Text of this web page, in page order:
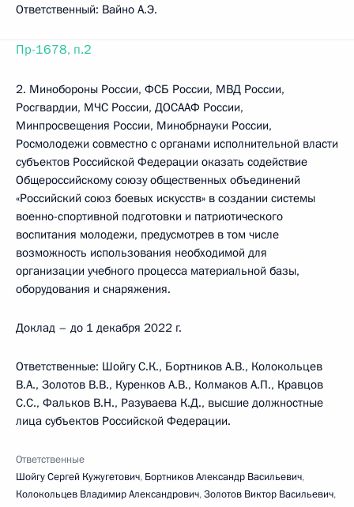
Ответственный: Вайно А.Э.
Пр-1678, п.2
2. Минобороны России, ФСБ России, МВД России,
Росгвардии, МЧС России, ДОСААФ России,
Минпросвещения России, Минобрнауки России,
Росмолодежи совместно с органами исполнительной власти
субъектов Российской Федерации оказать содействие
Общероссийскому союзу общественных объединений
«Российский союз боевых искусств» в создании системы
военно-спортивной подготовки и патриотического
воспитания молодежи, предусмотрев в том числе
возможность использования необходимой для
организации учебного процесса материальной базы,
оборудования и снаряжения.
Доклад – до 1 декабря 2022 г.
Ответственные: Шойгу С.К., Бортников А.В., Колокольцев
В.А., Золотов В.В., Куренков А.В., Колмаков А.П., Кравцов
С.С., Фальков В.Н., Разуваева К.Д., высшие должностные
лица субъектов Российской Федерации.
Ответственные
Шойгу Сергей Кужугетович, Бортников Александр Васильевич,
Колокольцев Владимир Александрович,Золотов Виктор Васильевич,